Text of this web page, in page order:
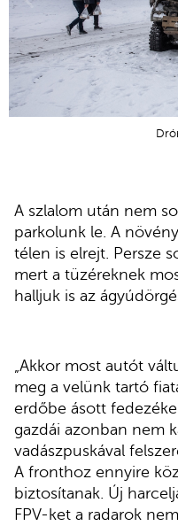
A szlalom után nem
parkolunk le. A
télen is elrejt. Persze
mert a tüzéreknek
halljuk is az
„Akkor most autót
meg a velünk tartó
erdőbe ásott
gazdái azonban nem
vadászpuskával
A fronthoz ennyire
biztosítanak. Új
FPV-ket a radarok